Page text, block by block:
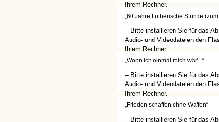
Ihrem Rechner.
(http://get.adobe.com/de/
„60 Jahre Lutherische Stunde
-- Bitte installieren Sie für das
Audio- und Videodateien den
Ihrem Rechner.
(http://get.adobe.com/de/
„Wenn ich einmal reich wär'...“
-- Bitte installieren Sie für das
Audio- und Videodateien den
Ihrem Rechner.
(http://get.adobe.com/de/
„Frieden schaffen ohne Waffen“
-- Bitte installieren Sie für das